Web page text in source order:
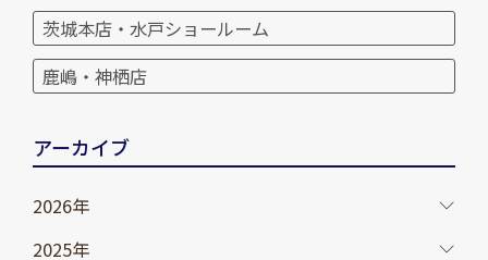
茨城本店・水戸ショールーム
鹿嶋・神栖店
アーカイブ
2026年
2025年